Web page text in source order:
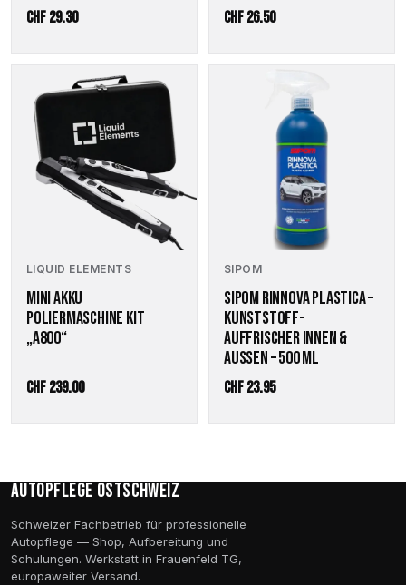
CHF29.30 CHF26.50
LIQUID ELEMENTS
MINI AKKU
POLIERMASCHINE KIT
„A800“
CHF239.00
SIPOM
SIPOM RINNOVA PLASTICA –
KUNSTSTOFF-
AUFFRISCHER INNEN &
AUSSEN – 500 ML
CHF23.95
Autopflege Ostschweiz
Schweizer Fachbetrieb für professionelle
Autopflege — Shop, Aufbereitung und
Schulungen. Werkstatt in Frauenfeld TG,
europaweiter Versand.